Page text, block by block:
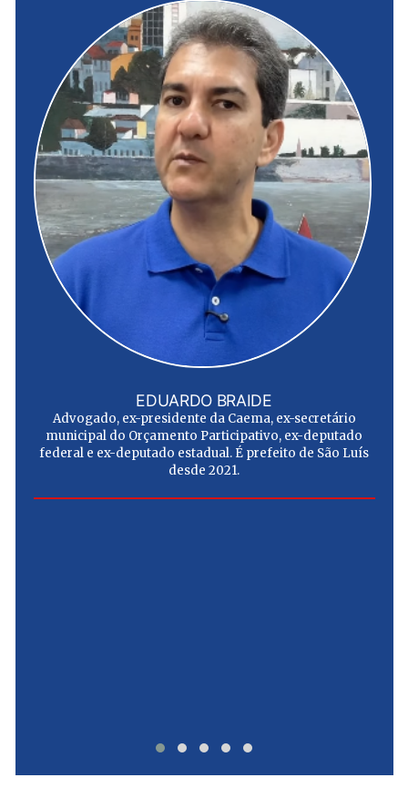
EDUARDO BRAIDE
Advogado, ex-presidente da Caema, ex-secretário
municipal do Orçamento Participativo, ex-deputado
federal e ex-deputado estadual. É prefeito de São Luís
desde 2021.